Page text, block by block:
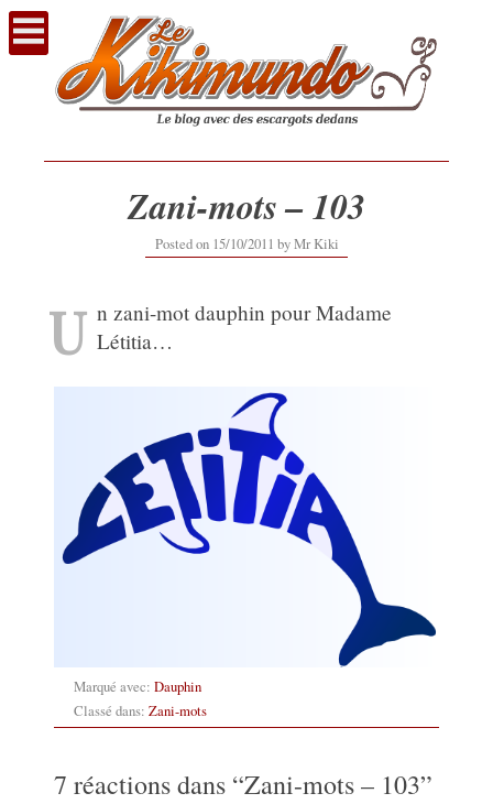
Voir
contenu
Zani-mots – 103
Posted on 15/10/2011 16/09/2019
byMr Kiki
U n zani-mot dauphin pour Madame
Létitia…
Marqué avec: Dauphin
Classé dans: Zani-mots
7 réactions dans “Zani-mots – 103”